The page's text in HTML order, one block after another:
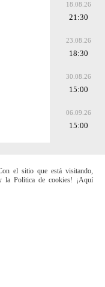
18.08.26
21:30
23.08.26
18:30
30.08.26
15:00
06.09.26
15:00
el sitio que está visitando,
la Política de cookies! ¡Aquí